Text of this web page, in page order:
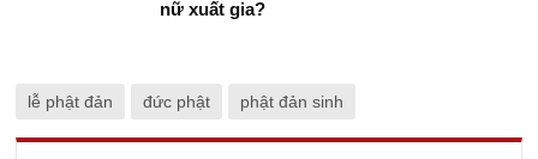
nữ xuất gia?
lễ phật đản đức phật phật đản sinh